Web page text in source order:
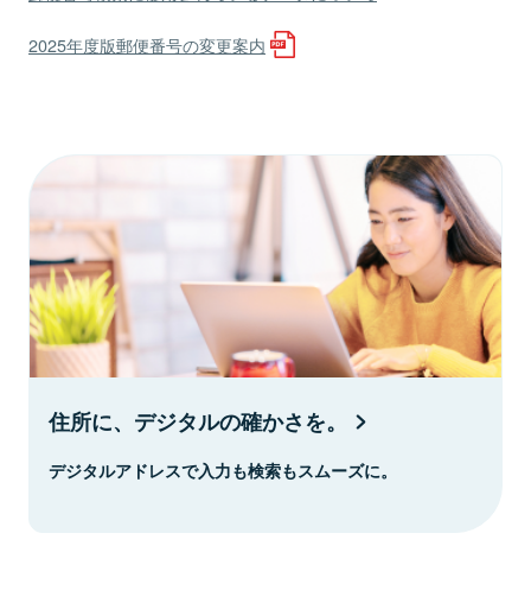
2025年度版郵便番号の変更案内
住所に、デジタルの確かさを。
デジタルアドレスで入力も検索もスムーズに。